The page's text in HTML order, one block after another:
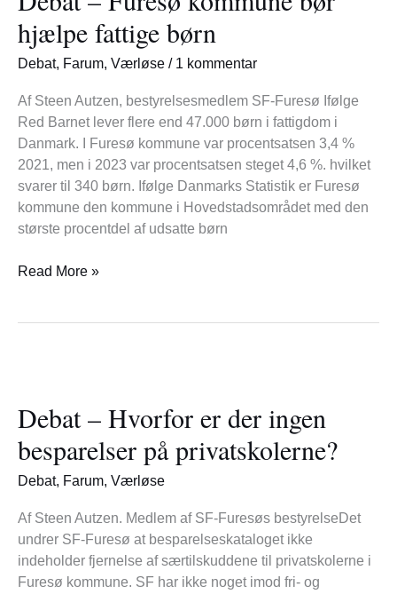
hjælpe fattige børn
Debat, Farum, Værløse / 1 kommentar
Af Steen Autzen, bestyrelsesmedlem SF-Furesø Ifølge
Red Barnet lever flere end 47.000 børn i fattigdom i
Danmark. I Furesø kommune var procentsatsen 3,4 %
2021, men i 2023 var procentsatsen steget 4,6 %. hvilket
svarer til 340 børn. Ifølge Danmarks Statistik er Furesø
kommune den kommune i Hovedstadsområdet med den
største procentdel af udsatte børn
kommune
bør
hjælpe
børn
Read More »
Debat – Hvorfor er der ingen
besparelser på privatskolerne?
Debat, Farum, Værløse
Af Steen Autzen. Medlem af SF-Furesøs bestyrelseDet
undrer SF-Furesø at besparelseskataloget ikke
indeholder fjernelse af særtilskuddene til privatskolerne i
Furesø kommune. SF har ikke noget imod fri- og
Hvorfor
er
der
ingen
på
privatskolerne?